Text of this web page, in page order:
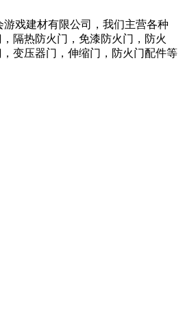
游戏建材有限公司，我们主营各种
隔热防火门，免漆防火门，防火
变压器门，伸缩门，防火门配件等